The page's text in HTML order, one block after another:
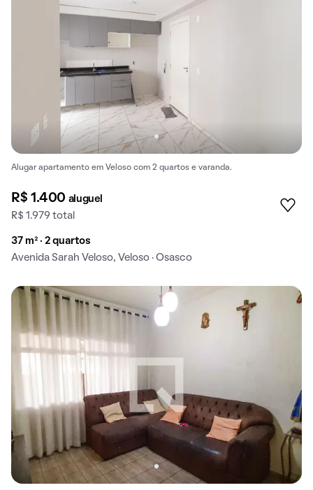
Alugar apartamento em Veloso com 2 quartos e varanda.
R$ 1.400 aluguel
R$ 1.979 total
37 m² · 2 quartos
Avenida Sarah Veloso, Veloso · Osasco